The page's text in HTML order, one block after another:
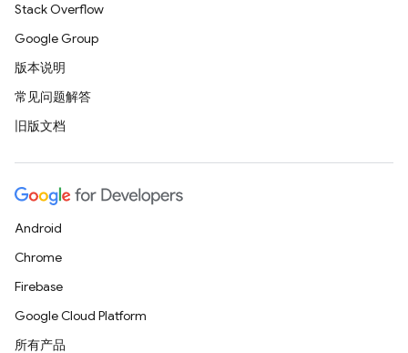
Stack Overflow
Google Group
版本说明
常见问题解答
旧版文档
Android
Chrome
Firebase
Google Cloud Platform
所有产品